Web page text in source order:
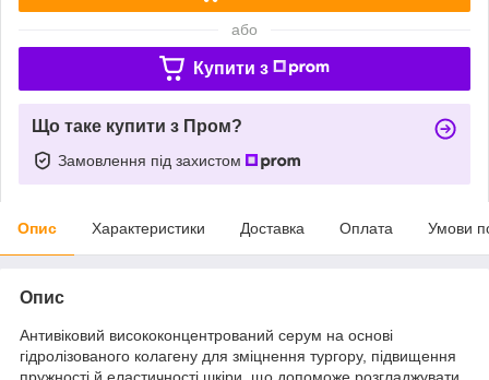
або
Купити з
Що таке купити з Пром?
Замовлення під захистом
Опис Характеристики Доставка Оплата Умови
Опис
Антивіковий висококонцентрований серум на основі
гідролізованого колагену для зміцнення тургору, підвищення
пружності й еластичності шкіри, що допоможе розгладжувати